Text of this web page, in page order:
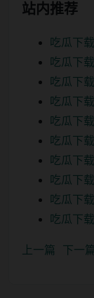
站内推荐
吃瓜下
吃瓜下
吃瓜下
吃瓜下
吃瓜下
吃瓜下
吃瓜下
吃瓜下
吃瓜下
吃瓜下
上一篇 下一